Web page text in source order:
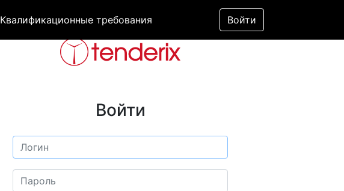
Квалификационные требования Войти
Войти